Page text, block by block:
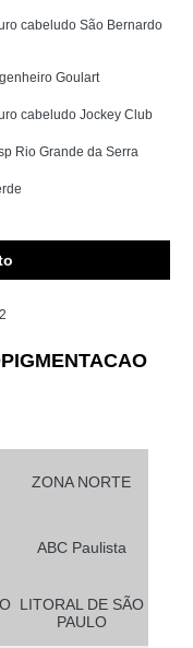
cabeludo São Bernardo
Goulart
cabeludo Jockey Club
Rio Grande da Serra
ZONA NORTE
ABC Paulista
LITORAL DE SÃO
PAULO